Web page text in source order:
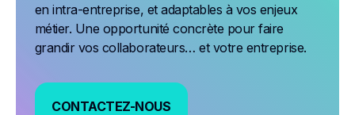
en intra-entreprise, et adaptables à vos enjeux
métier. Une opportunité concrète pour faire
grandir vos collaborateurs… et votre entreprise.
CONTACTEZ-NOUS
CONTACTEZ-NOUS